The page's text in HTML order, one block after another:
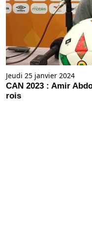
Jeudi 25 janvier 2024
CAN 2023 : Amir
rois